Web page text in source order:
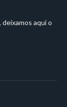
aqui o